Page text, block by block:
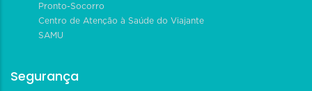
Pronto-Socorro
Centro de Atenção à Saúde do Viajante
SAMU
Segurança